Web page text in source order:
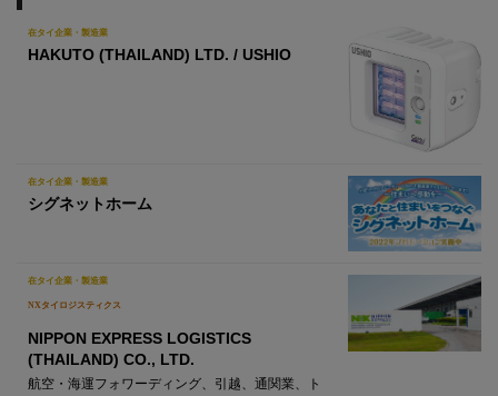
在タイ企業・製造業
HAKUTO (THAILAND) LTD. / USHIO
在タイ企業・製造業
シグネットホーム
在タイ企業・製造業
NXタイロジスティクス
NIPPON EXPRESS LOGISTICS
(THAILAND) CO., LTD.
航空・海運フォワーディング、引越、通関業、ト